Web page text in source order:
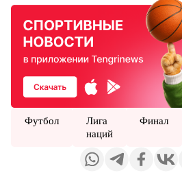
Футбол
Лига
наций
Финал